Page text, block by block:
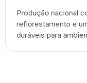
Produção nacional
reflorestamento e
duráveis para